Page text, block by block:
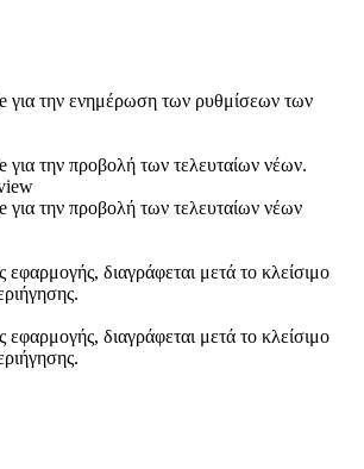
για την ενημέρωση των ρυθμίσεων των
για την προβολή των τελευταίων νέων.
για την προβολή των τελευταίων νέων
εφαρμογής, διαγράφεται μετά το κλείσιμο
εφαρμογής, διαγράφεται μετά το κλείσιμο